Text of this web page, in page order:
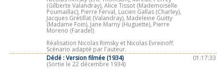
(Gilberte Valandray), Alice Tissot (Mademoiselle
Poumaillac), Pierre Ferval, Lucien Gallas (Charley),
Jacques Grétillat (Valandray), Madeleine Guitty
(Madame Foin), Jane Marny (Huguette), Pierre
Moreno (Faradel)
Réalisation Nicolas Rimsky et Nicolas Evreinoff.
Scénario adapté par l'auteur.
Dédé :Version filmée (1934)
(Sortie le 22 décembre 1934)
01:17:33